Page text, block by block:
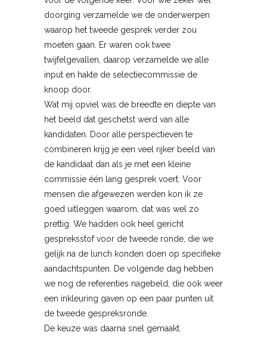
doorging verzamelde we de onderwerpen
waarop het tweede gesprek verder zou
moeten gaan. Er waren ook twee
twijfelgevallen, daarop verzamelde we alle
input en hakte de selectiecommissie de
knoop door.
Wat mij opviel was de breedte en diepte van
het beeld dat geschetst werd van alle
kandidaten. Door alle perspectieven te
combineren krijg je een veel rijker beeld van
de kandidaat dan als je met een kleine
commissie één lang gesprek voert. Voor
mensen die afgewezen werden kon ik ze
goed uitleggen waarom, dat was wel zo
prettig. We hadden ook heel gericht
gespreksstof voor de tweede ronde, die we
gelijk na de lunch konden doen op specifieke
aandachtspunten. De volgende dag hebben
we nog de referenties nagebeld, die ook weer
een inkleuring gaven op een paar punten uit
de tweede gespreksronde.
De keuze was daarna snel gemaakt.